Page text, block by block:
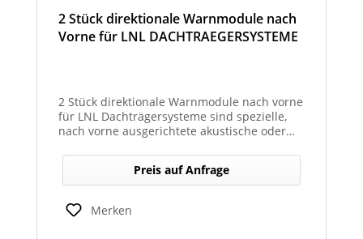
2 Stück direktionale Warnmodule nach
Vorne für LNL DACHTRAEGERSYSTEME
2 Stück direktionale Warnmodule nach vorne
für LNL Dachträgersysteme sind spezielle,
nach vorne ausgerichtete akustische oder
montiert werden, um in Fahrtrichtung
gezielte Warnsignale auszugeben. Sie
erhöhen die Sicht- und Hörbarkeit kritischer
Hinweise für Fahrer und Umfeld und sind
kompatibel mit den LNL-Trägersystemen zur
Preis auf Anfrage
Merken